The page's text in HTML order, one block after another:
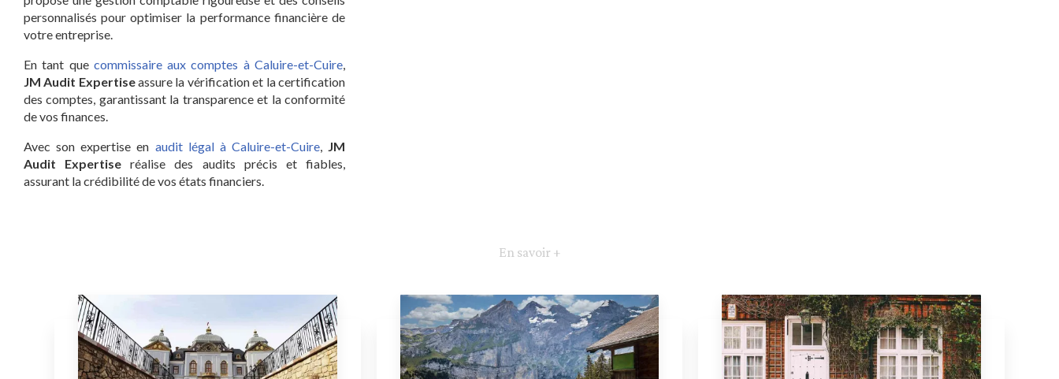
personnalisés pour optimiser la performance financière de
votre entreprise.
En tant que commissaire aux comptes à Caluire-et-Cuire,
JM Audit Expertiseassure la vérification et la certification
des comptes, garantissant la transparence et la conformité
de vos finances.
Avec son expertise en audit légal à Caluire-et-Cuire, JM
Audit Expertise réalise des audits précis et fiables,
assurant la crédibilité de vos états financiers.
En savoir +